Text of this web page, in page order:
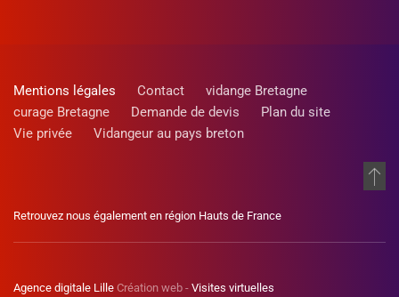
Mentions légales Contact
vidange Bretagne
curage Bretagne
Demande de devis
Plan du site
Vie privée
Vidangeur au pays breton
Retrouvez nous également en région Hauts de France
Agence digitale Lille Création web - Visites virtuelles